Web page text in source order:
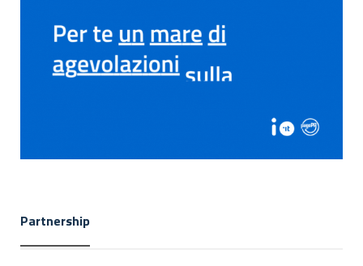
Partnership